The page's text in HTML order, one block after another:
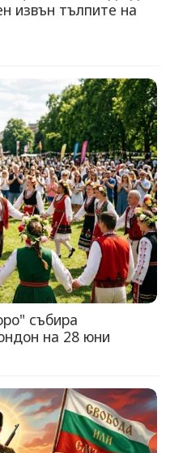
извън тълпите на
събира
на 28 юни